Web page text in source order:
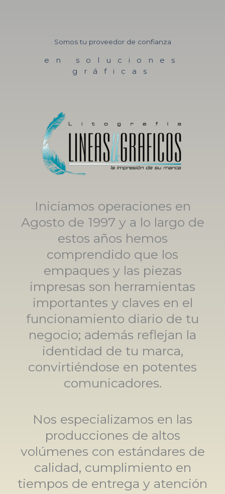
Somos tu proveedor de confianza
en soluciones
gráficas
Iniciamos operaciones en
Agosto de 1997 y a lo largo de
estos años hemos
comprendido que los
empaques y las piezas
impresas son herramientas
importantes y claves en el
funcionamiento diario de tu
negocio; además reflejan la
identidad de tu marca,
convirtiéndose en potentes
comunicadores.
Nos especializamos en las
producciones de altos
volúmenes con estándares de
calidad, cumplimiento en
tiempos de entrega y atención